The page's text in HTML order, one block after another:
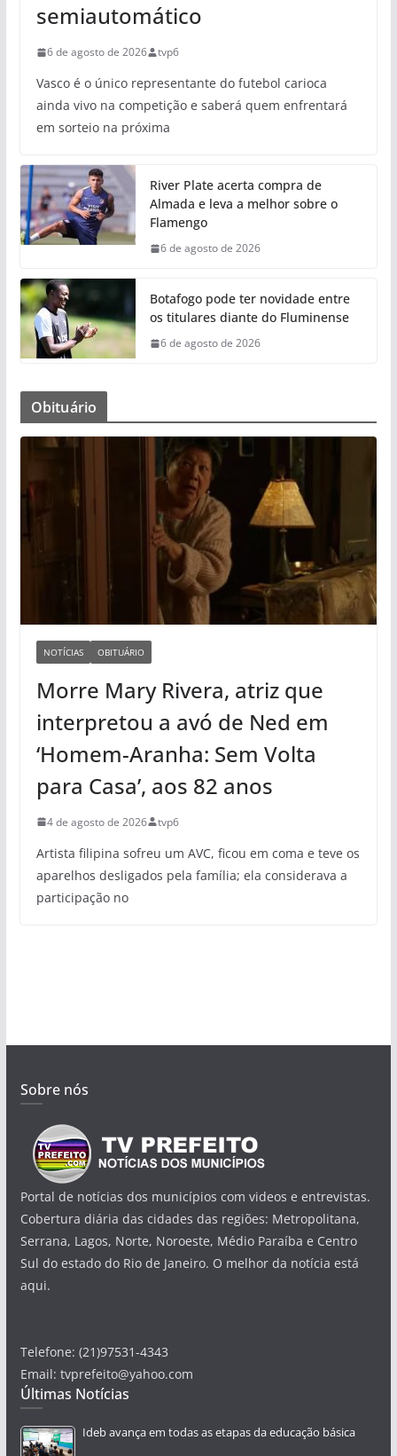
semiautomático
6 de agosto de 2026 tvp6
Vasco é o único representante do futebol carioca
ainda vivo na competição e saberá quem enfrentará
em sorteio na próxima
River Plate acerta compra de
Almada e leva a melhor sobre o
Flamengo
6 de agosto de 2026
Botafogo pode ter novidade entre
os titulares diante do Fluminense
6 de agosto de 2026
Obituário
NOTÍCIAS OBITUÁRIO
Morre Mary Rivera, atriz que
interpretou a avó de Ned em
‘Homem-Aranha: Sem Volta
para Casa’, aos 82 anos
4 de agosto de 2026 tvp6
Artista filipina sofreu um AVC, ficou em coma e teve os
aparelhos desligados pela família; ela considerava a
participação no
Sobre nós
Portal de notícias dos municípios com videos e entrevistas.
Cobertura diária das cidades das regiões: Metropolitana,
Serrana, Lagos, Norte, Noroeste, Médio Paraíba e Centro
Sul do estado do Rio de Janeiro. O melhor da notícia está
aqui.
Telefone: (21)97531-4343
Email: tvprefeito@yahoo.com
Últimas Notícias
Ideb avança em todas as etapas da educação básica